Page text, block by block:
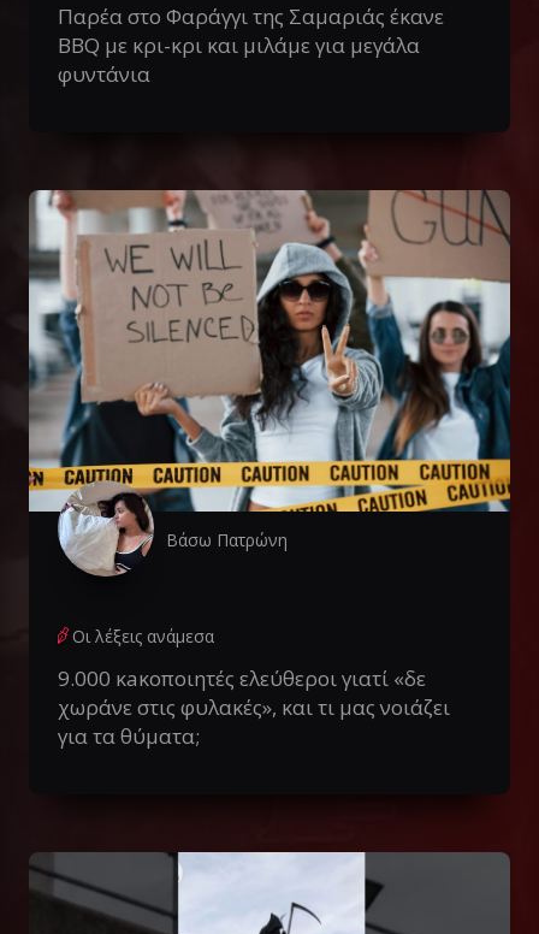
Παρέα στο Φαράγγι της Σαμαριάς έκανε
BBQ με κρι-κρι και μιλάμε για μεγάλα
φυντάνια
Βάσω Πατρώνη
Οι λέξεις ανάμεσα
9.000 κaκοποιητές ελεύθεροι γιατί «δε
χωράνε στις φυλακές», και τι μας νοιάζει
για τα θύματα;